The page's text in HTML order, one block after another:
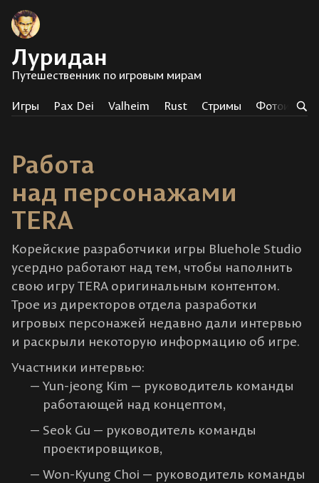
Луридан
Путешественник по игровым мирам
Игры Pax Dei Valheim Rust Стримы
Работа
над персонажами
TERA
Корейские разработчики игры Bluehole Studio
усердно работают над тем, чтобы наполнить
свою игру TERA оригинальным контентом.
Трое из директоров отдела разработки
игровых персонажей недавно дали интервью
и раскрыли некоторую информацию об игре.
Участники интервью:
Yun-jeong Kim — руководитель команды
работающей над концептом,
Seok Gu — руководитель команды
проектировщиков,
Won-Kyung Choi — руководитель команды